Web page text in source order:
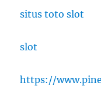
situs toto slot
slot
https://